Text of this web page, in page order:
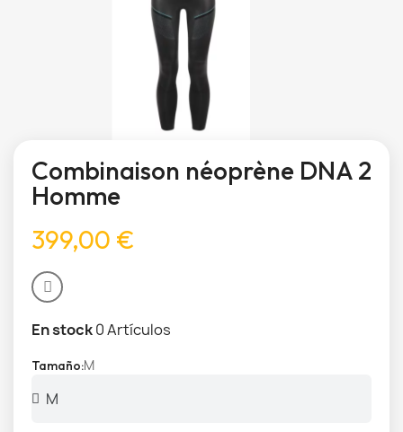
Combinaison néoprène DNA 2
Homme
399,00 €
En stock0 Artículos
Tamaño M